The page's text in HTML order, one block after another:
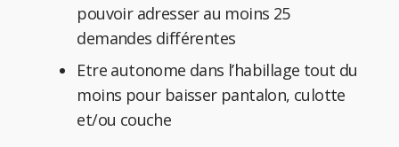
pouvoir adresser au moins 25
demandes différentes
Etre autonome dans l’habillage tout du
moins pour baisser pantalon, culotte
et/ou couche